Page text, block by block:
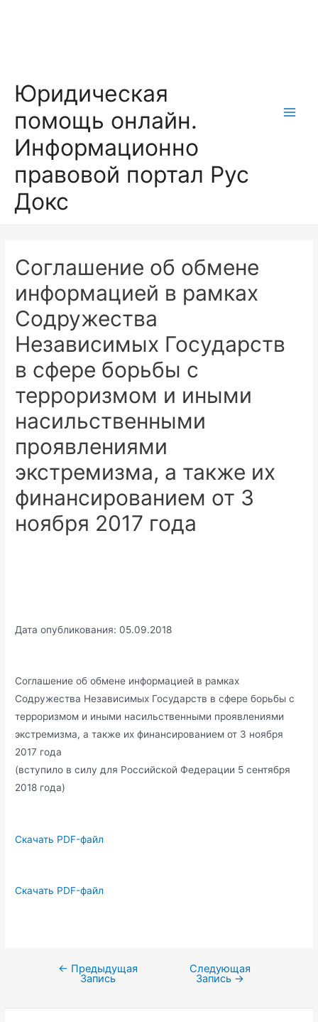
Юридическая
помощь онлайн.
Информационно
правовой портал Рус
Докс
Соглашение об обмене
информацией в рамках
Содружества
Независимых Государств
в сфере борьбы с
терроризмом и иными
насильственными
проявлениями
экстремизма, а также их
финансированием от 3
ноября 2017 года
Дата опубликования: 05.09.2018
Соглашение об обмене информацией в рамках
Содружества Независимых Государств в сфере борьбы с
терроризмом и иными насильственными проявлениями
экстремизма, а также их финансированием от 3 ноября
2017 года
(вступило в силу для Российской Федерации 5 сентября
2018 года)
Скачать PDF-файл
Скачать PDF-файл
Навигация
записям
← Предыдущая
Запись
Следующая
Запись →